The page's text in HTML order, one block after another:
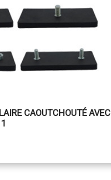
CAOUTCHOUTÉ AVEC